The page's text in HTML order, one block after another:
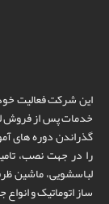
خدمات پس از فروش
گذراندن دوره های
را در جهت نصب،
لباسشویی، ماشین
ساز اتوماتیک و